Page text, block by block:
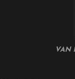
VAN